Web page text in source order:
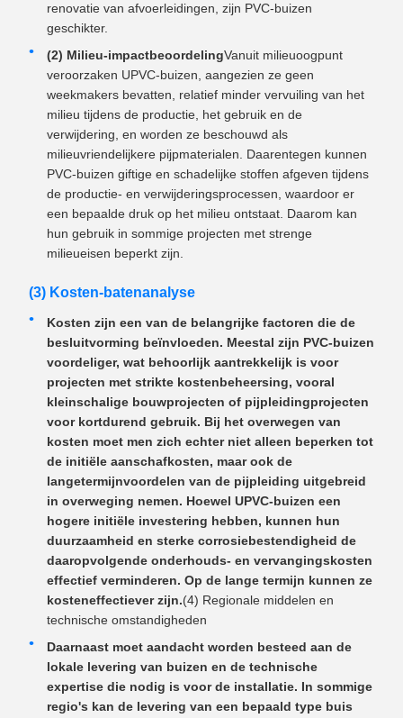
renovatie van afvoerleidingen, zijn PVC-buizen
geschikter.
(2) Milieu-impactbeoordelingVanuit milieuoogpunt
veroorzaken UPVC-buizen, aangezien ze geen
weekmakers bevatten, relatief minder vervuiling van het
milieu tijdens de productie, het gebruik en de
verwijdering, en worden ze beschouwd als
milieuvriendelijkere pijpmaterialen. Daarentegen kunnen
PVC-buizen giftige en schadelijke stoffen afgeven tijdens
de productie- en verwijderingsprocessen, waardoor er
een bepaalde druk op het milieu ontstaat. Daarom kan
hun gebruik in sommige projecten met strenge
milieueisen beperkt zijn.
(3) Kosten-batenanalyse
Kosten zijn een van de belangrijke factoren die de
besluitvorming beïnvloeden. Meestal zijn PVC-buizen
voordeliger, wat behoorlijk aantrekkelijk is voor
projecten met strikte kostenbeheersing, vooral
kleinschalige bouwprojecten of pijpleidingprojecten
voor kortdurend gebruik. Bij het overwegen van
kosten moet men zich echter niet alleen beperken tot
de initiële aanschafkosten, maar ook de
langetermijnvoordelen van de pijpleiding uitgebreid
in overweging nemen. Hoewel UPVC-buizen een
hogere initiële investering hebben, kunnen hun
duurzaamheid en sterke corrosiebestendigheid de
daaropvolgende onderhouds- en vervangingskosten
effectief verminderen. Op de lange termijn kunnen ze
kosteneffectiever zijn.(4) Regionale middelen en
technische omstandigheden
Daarnaast moet aandacht worden besteed aan de
lokale levering van buizen en de technische
expertise die nodig is voor de installatie. In sommige
regio's kan de levering van een bepaald type buis